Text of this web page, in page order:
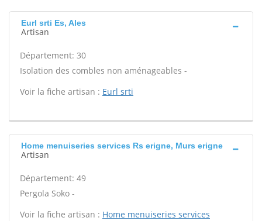
Eurl srti Es, Ales
Artisan
Département: 30
Isolation des combles non aménageables -
Voir la fiche artisan : Eurl srti
Home menuiseries services Rs erigne, Murs erigne
Artisan
Département: 49
Pergola Soko -
Voir la fiche artisan : Home menuiseries services